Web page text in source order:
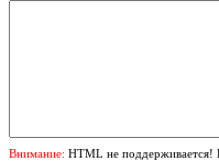
Внимание: HTML не поддерживается!